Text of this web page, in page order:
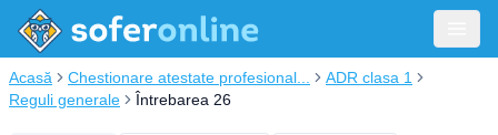
Acasă Chestionare atestate profesional...
ADR clasa 1
Reguli generale
Întrebarea 26